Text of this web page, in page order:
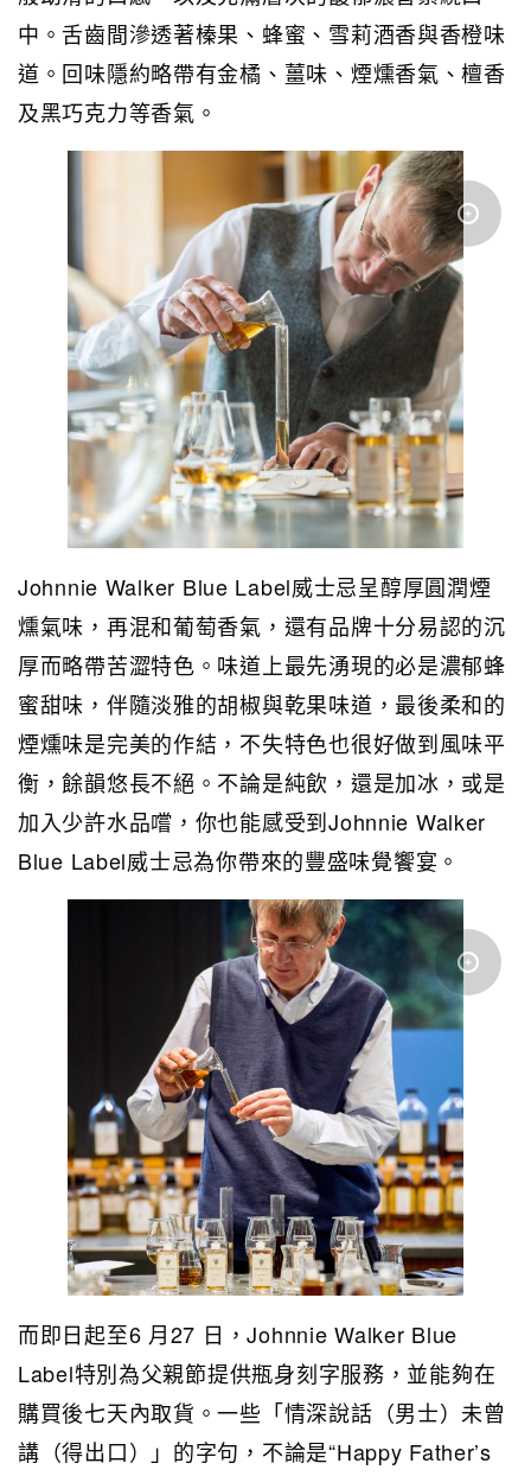
中。舌齒間滲透著榛果、蜂蜜、雪莉酒香與香橙味
道。回味隱約略帶有金橘、薑味、煙燻香氣、檀香
及黑巧克力等香氣。
Johnnie Walker Blue Label威士忌呈醇厚圓潤煙
燻氣味，再混和葡萄香氣，還有品牌十分易認的沉
厚而略帶苦澀特色。味道上最先湧現的必是濃郁蜂
蜜甜味，伴隨淡雅的胡椒與乾果味道，最後柔和的
煙燻味是完美的作結，不失特色也很好做到風味平
衡，餘韻悠長不絕。不論是純飲，還是加冰，或是
加入少許水品嚐，你也能感受到Johnnie Walker
Blue Label威士忌為你帶來的豐盛味覺饗宴。
而即日起至6 月27 日，Johnnie Walker Blue
Label特別為父親節提供瓶身刻字服務，並能夠在
購買後七天內取貨。一些「情深說話（男士）未曾
講（得出口）」的字句，不論是“Happy Father’s